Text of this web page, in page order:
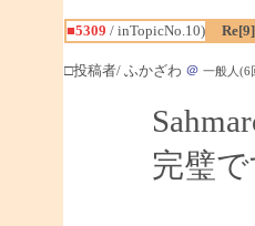
■5309 / inTopicNo.10)
□投稿者/ ふかざわ ＠ 一般人(6
完璧で